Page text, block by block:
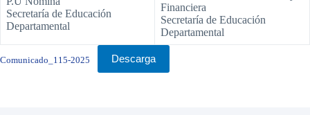
Secretaría de Educación
Departamental
Financiera
Secretaría de Educación
Departamental
Comunicado_115-2025 Descarga